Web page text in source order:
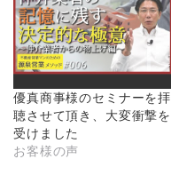
優真商事様のセミナーを拝
聴させて頂き、大変衝撃を
受けました
お客様の声